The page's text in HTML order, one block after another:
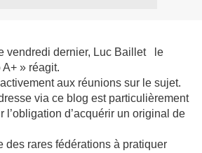
vendredi dernier, Luc Baillet le
» réagit.
aux réunions sur le sujet.
via ce blog est particulièrement
l’obligation d’acquérir un original de
des rares fédérations à pratiquer